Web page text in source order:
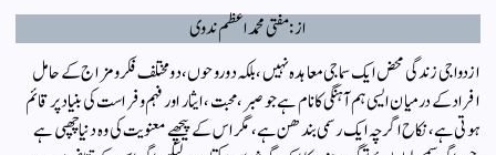
از: مفتی محمد اعظم ندوی
ازدواجی زندگی محض ایک سماجی معاہدہ نہیں، بلکہ دو روحوں، دو مختلف فکر ومزاج کے حامل
افراد کے درمیان ایسی ہم آہنگی کا نام ہے جو صبر، محبت، ایثار اور فہم وفراست کی بنیاد پر قائم
ہوتی ہے، نکاح اگرچہ ایک رسمی بندھن ہے، مگر اس کے پیچھے معنویت کی وہ دنیا چھپی ہے